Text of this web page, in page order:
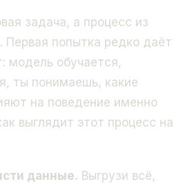
задача, а процесс из
Первая попытка редко даёт
модель обучается,
ты понимаешь, какие
на поведение именно
выглядит этот процесс на
данные. Выгрузи всё,